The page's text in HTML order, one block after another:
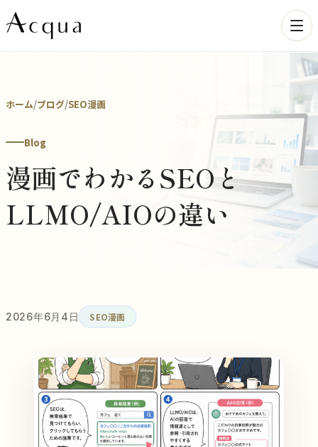
ホーム/ブログ/SEO漫画
Blog
漫画でわかるSEOと
LLMO/AIOの違い
2026年6月4日 SEO漫画